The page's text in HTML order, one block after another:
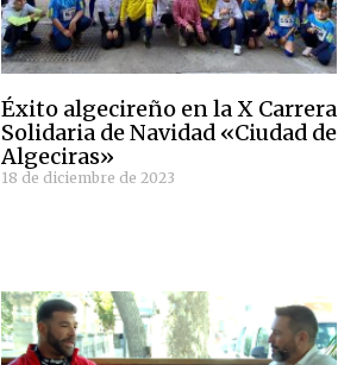
Éxito algecireño en la X Carrera
Solidaria de Navidad «Ciudad de
Algeciras»
18 de diciembre de 2023